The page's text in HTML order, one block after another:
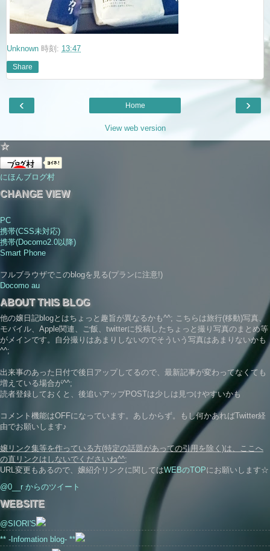
Unknown 時刻: 13:47
Share
‹ ›
Home
View web version
☆
にほんブログ村
CHANGE VIEW
PC
携帯(CSS未対応)
携帯(Docomo2.0以降)
Smart Phone
フルブラウザでこのblogを見る(プランに注意!)
Docomo au
ABOUT THIS BLOG
他の嬢日記blogとはちょっと趣旨が異なるかも^^; こちらは旅行(移動)写真、
モバイル、Apple関連、ご飯、twitterに投稿したちょっと撮り写真のまとめ等
がメインです。自分撮りはあまりしないのでそういう写真はあまりないかも
^^;
出来事のあった日付で後日アップしてるので、最新記事が変わってなくても
増えている場合が^^;
読者登録しておくと、後追いアップPOSTは少しは見つけやすいかも
コメント機能はOFFになっています。あしからず。もし何かあればTwitter経
由でお願いします♪
嬢リンク集等を作っている方(特定の話題があっての引用を除く)は、ここへ
の直リンクはしないでくださいね^^;
URL変更もあるので、嬢紹介リンクに関してはWEBのTOPにお願いします☆
@0__r からのツイート
WEBSITE
@SIORI'S
** -Infomation blog- **